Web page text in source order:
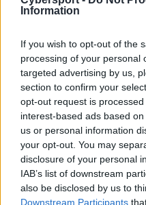
Information
If you wish to opt-out of the
processing of your personal
targeted advertising by us,
section to confirm your
opt-out request is
interest-based ads based
us or personal information
your opt-out. You may
disclosure of your personal
IAB’s list of downstream
also be disclosed by us to
Downstream Participants
To właśnie
znaczeniu, ale
doprowadzić
większych
awansować do pro ligi
dobrą sprawę od
Próżno było go też
imprezach, na
zakwalifikować.
właśnie Droolans
zapłaciła za